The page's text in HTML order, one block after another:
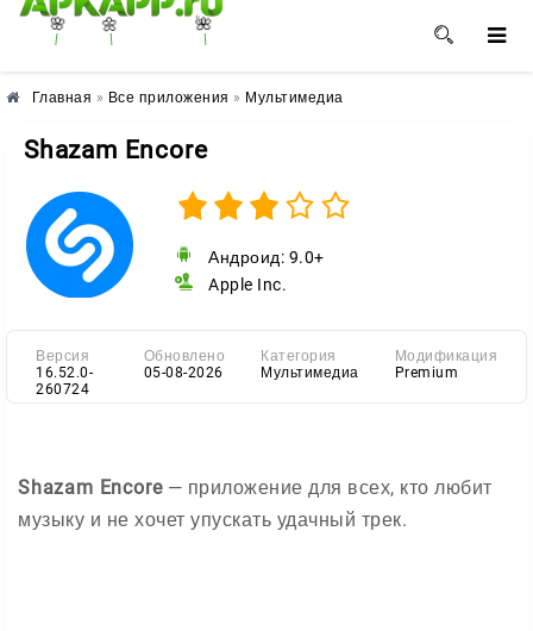
🌸 🌼 🌺
Главная » Все приложения » Мультимедиа
Shazam Encore
Андроид: 9.0+
Apple Inc.
Версия
16.52.0-
260724
Обновлено
05-08-2026
Категория
Мультимедиа
Модификация
Premium
Shazam Encore— приложение для всех, кто любит
музыку и не хочет упускать удачный трек.